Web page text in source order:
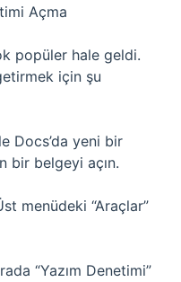
Açma
popüler hale geldi.
için şu
Docs’da yeni bir
bir belgeyi açın.
menüdeki “Araçlar”
“Yazım Denetimi”